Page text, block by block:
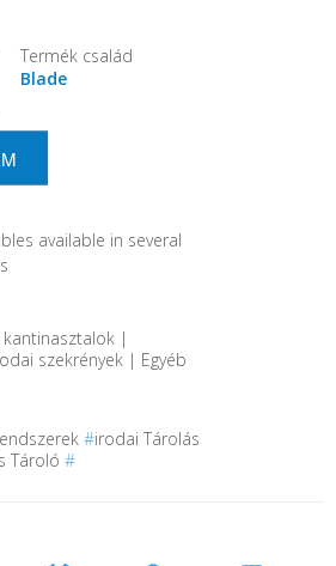
Termék család
Blade
available in several
|
szekrények | Egyéb
#irodai Tárolás
Tároló #